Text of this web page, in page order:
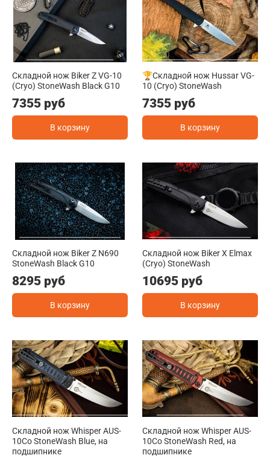
Складной нож Biker Z VG-10
(Cryo) StoneWash Black G10
7355 руб
В корзину
🏆Складной нож Hussar VG-
10 (Cryo) StoneWash
7355 руб
В корзину
Складной нож Biker Z N690
StoneWash Black G10
8295 руб
В корзину
Складной нож Biker X Elmax
(Cryo) StoneWash
10695 руб
В корзину
Складной нож Whisper AUS-
10Co StoneWash Blue, на
подшипнике
Складной нож Whisper AUS-
10Co StoneWash Red, на
подшипнике